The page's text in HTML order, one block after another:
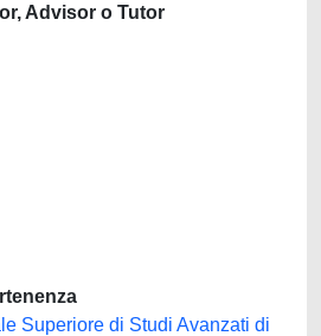
Advisor o Tutor
Superiore di Studi Avanzati di